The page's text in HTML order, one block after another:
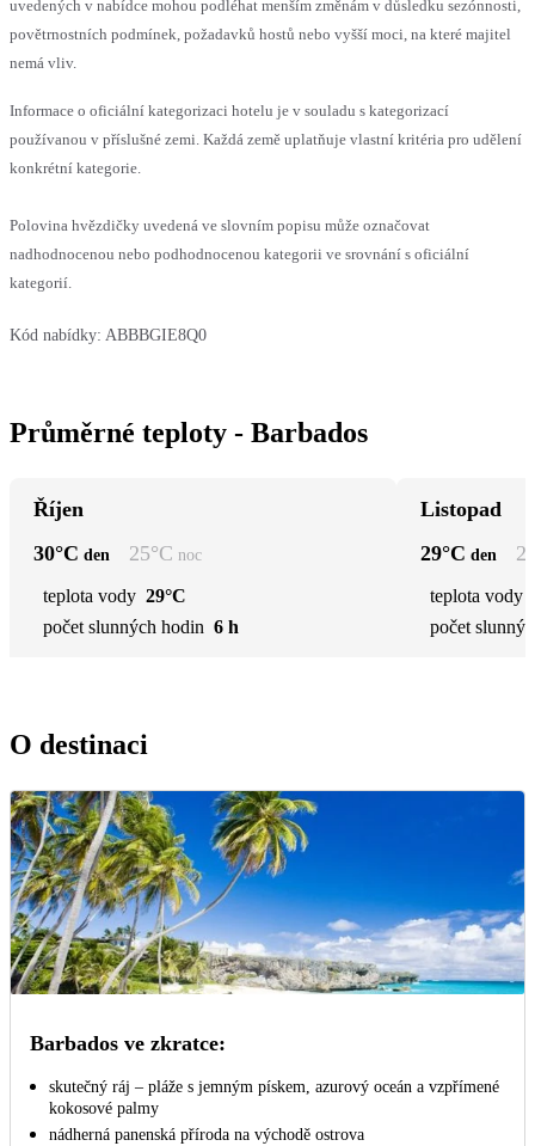
uvedených v nabídce mohou podléhat menším změnám v důsledku sezónnosti,
povětrnostních podmínek, požadavků hostů nebo vyšší moci, na které majitel
nemá vliv.
Informace o oficiální kategorizaci hotelu je v souladu s kategorizací
používanou v příslušné zemi. Každá země uplatňuje vlastní kritéria pro udělení
konkrétní kategorie.
Polovina hvězdičky uvedená ve slovním popisu může označovat
nadhodnocenou nebo podhodnocenou kategorii ve srovnání s oficiální
kategorií.
Kód nabídky: ABBBGIE8Q0
Průměrné teploty - Barbados
Říjen
30°C den 25°C noc
teplota vody 29°C
počet slunných hodin 6 h
Listopad
29°C den
teplota vody
počet
O destinaci
Barbados ve zkratce:
skutečný ráj – pláže s jemným pískem, azurový oceán a vzpřímené
kokosové palmy
nádherná panenská příroda na východě ostrova